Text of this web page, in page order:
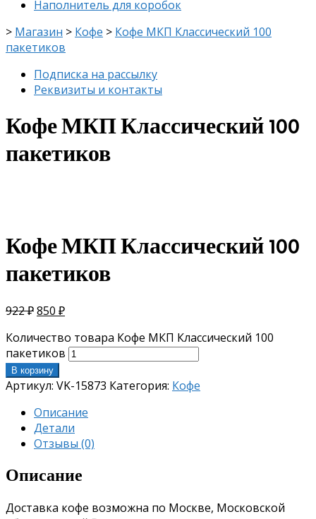
Наполнитель для коробок
> Магазин > Кофе > Кофе МКП Классический 100
пакетиков
Подписка на рассылку
Реквизиты и контакты
Кофе МКП Классический 100
пакетиков
Кофе МКП Классический 100
пакетиков
922₽850 ₽
Количество товара Кофе МКП Классический 100
пакетиков
В корзину
Артикул: VK-15873 Категория: Кофе
Описание
Детали
Отзывы (0)
Описание
Доставка кофе возможна по Москве, Московской